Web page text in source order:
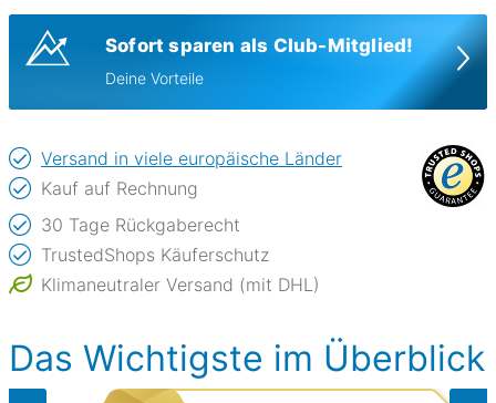
Sofort sparen als Club-Mitglied!
Deine Vorteile
Versand in viele europäische Länder
Kauf auf Rechnung
30 Tage Rückgaberecht
TrustedShops Käuferschutz
Klimaneutraler Versand (mit DHL)
Das Wichtigste im Überblick